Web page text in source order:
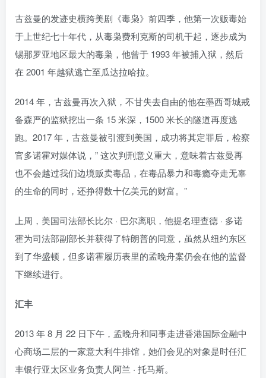
古兹曼的发迹史横跨美剧《毒枭》前四季，他第一次贩毒始
于上世纪七十年代，从毒枭费利克斯的司机干起，逐步成为
锡那罗亚地区最大的毒枭，他曾于 1993 年被捕入狱，然后
在 2001 年越狱逃亡至瓜达拉哈拉。
2014 年，古兹曼再次入狱，不甘失去自由的他在墨西哥城戒
备森严的监狱挖出一条 15 米深，1500 米长的隧道再度逃
跑。2017 年，古兹曼被引渡到美国，成功将其定罪后，检察
官多诺霍对媒体说，” 这次判刑意义重大，意味着古兹曼再
也不会越过我们边境贩卖毒品，在毒品暴力和毒瘾夺走无辜
的生命的同时，还挣得数十亿美元的财富。”
上周，美国司法部长比尔 · 巴尔离职，他提名理查德 · 多诺
霍为司法部副部长并获得了特朗普的同意，虽然从纽约东区
到了华盛顿，但多诺霍履历表里的孟晚舟案仍会在他的监督
下继续进行。
汇丰
2013 年 8 月 22 日下午，孟晚舟和同事走进香港国际金融中
心商场二层的一家意大利牛排馆，她们会见的对象是时任汇
丰银行亚太区业务负责人阿兰 · 托马斯。